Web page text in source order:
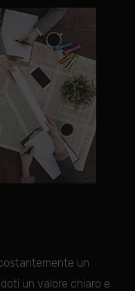
un
un valore chiaro e